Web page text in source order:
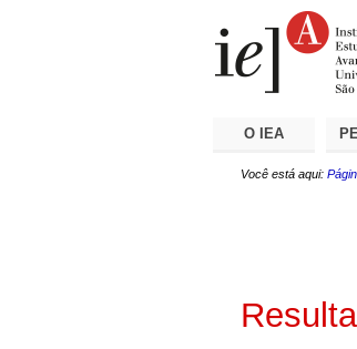
O IEA
Você está aqui: